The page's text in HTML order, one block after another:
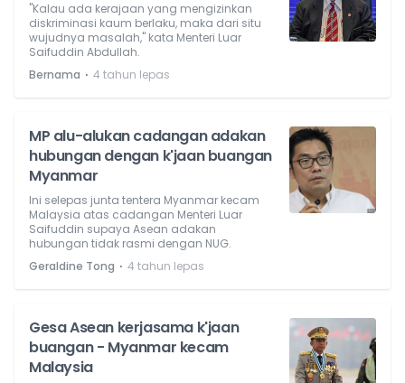
"Kalau ada kerajaan yang mengizinkan
diskriminasi kaum berlaku, maka dari situ
wujudnya masalah," kata Menteri Luar
Saifuddin Abdullah.
Bernama ⋅ 4 tahun lepas
MP alu-alukan cadangan adakan
hubungan dengan k'jaan buangan
Myanmar
Ini selepas junta tentera Myanmar kecam
Malaysia atas cadangan Menteri Luar
Saifuddin supaya Asean adakan
hubungan tidak rasmi dengan NUG.
Geraldine Tong ⋅ 4 tahun lepas
Gesa Asean kerjasama k'jaan
buangan - Myanmar kecam
Malaysia